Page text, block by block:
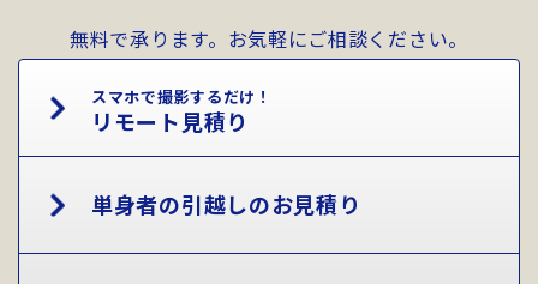
無料で承ります。お気軽にご相談ください。
スマホで撮影するだけ！
リモート見積り
単身者の引越しのお見積り